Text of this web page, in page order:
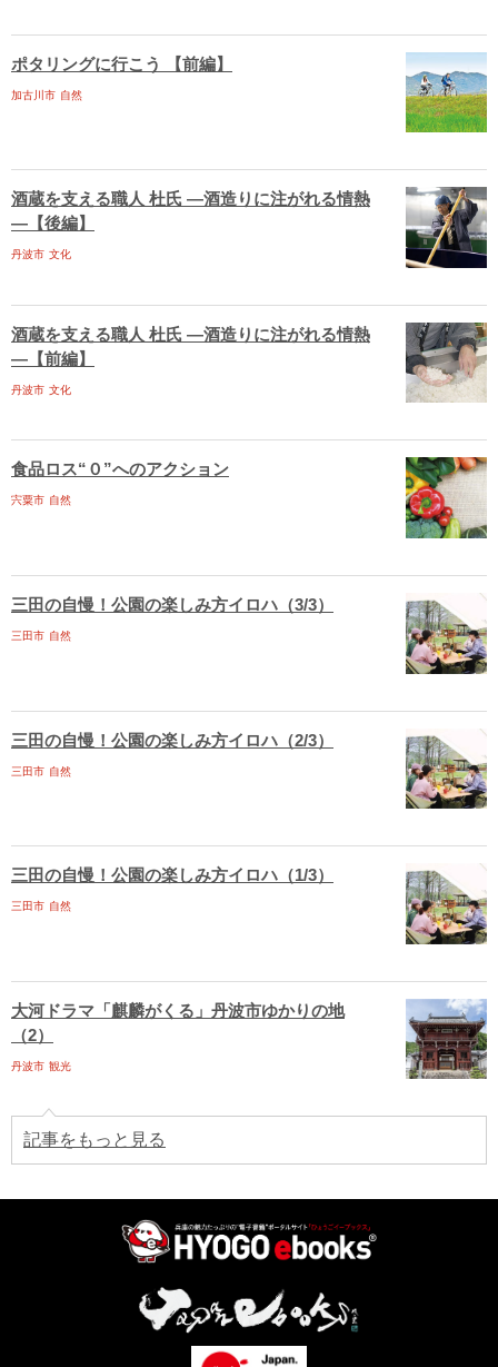
ポタリングに行こう 【前編】
加古川市 自然
酒蔵を支える職人 杜氏 ―酒造りに注がれる情熱
―【後編】
丹波市 文化
酒蔵を支える職人 杜氏 ―酒造りに注がれる情熱
―【前編】
丹波市 文化
食品ロス“０”へのアクション
宍粟市 自然
三田の自慢！公園の楽しみ方イロハ（3/3）
三田市 自然
三田の自慢！公園の楽しみ方イロハ（2/3）
三田市 自然
三田の自慢！公園の楽しみ方イロハ（1/3）
三田市 自然
大河ドラマ「麒麟がくる」丹波市ゆかりの地
（2）
丹波市 観光
記事をもっと見る